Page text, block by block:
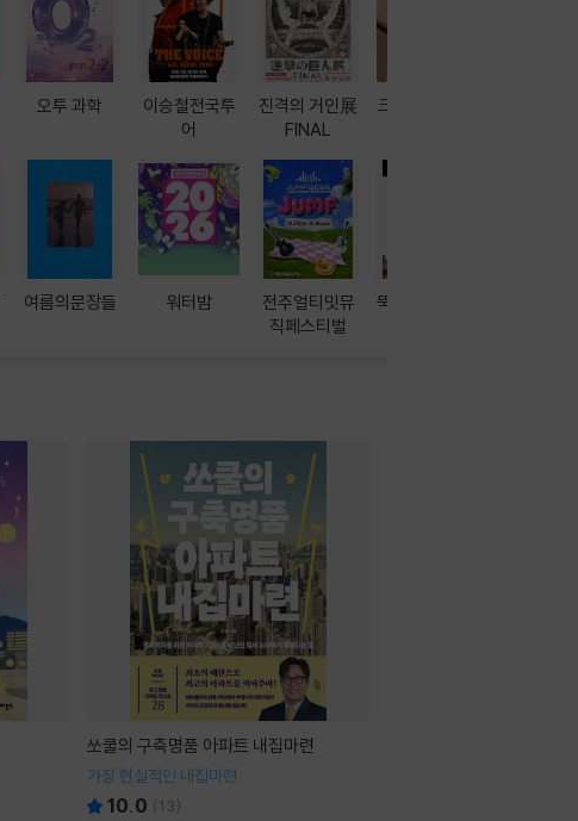
오투 과학
여름의문장들
이승철전국투
어
워터밤
진격의 거인展
FINAL
전주얼티밋뮤
직페스티벌
크레마 이북 리
뚝딱! AI 3대장
쏘쿨의 구축명품 아파트 내집마련
가장 현실적인 내집마련
10.0 (13)